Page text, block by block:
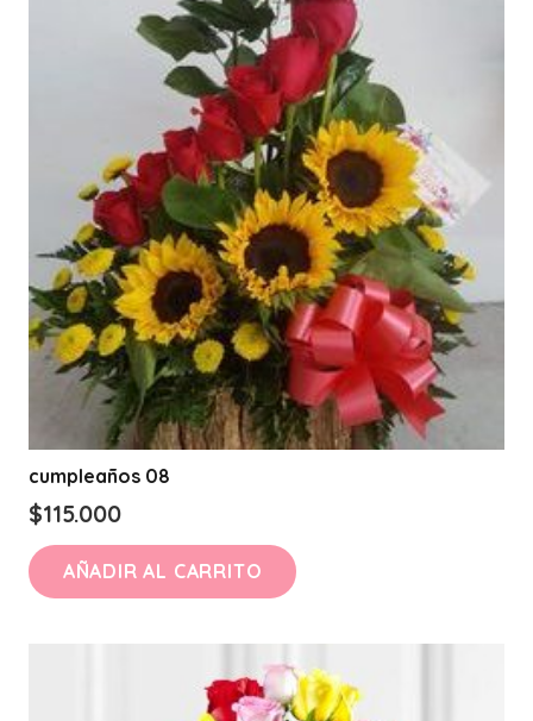
cumpleaños 08
$115.000
AÑADIR AL CARRITO